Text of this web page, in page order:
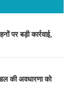
पर बड़ी कार्रवाई,
की अवधारणा को